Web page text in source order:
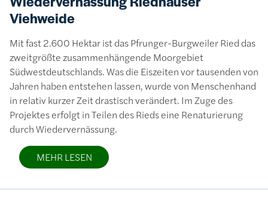
Viehweide
Mit fast 2.600 Hektar ist das Pfrunger-Burgweiler Ried das
zweitgrößte zusammenhängende Moorgebiet
Südwestdeutschlands. Was die Eiszeiten vor tausenden von
Jahren haben entstehen lassen, wurde von Menschenhand
in relativ kurzer Zeit drastisch verändert. Im Zuge des
Projektes erfolgt in Teilen des Rieds eine Renaturierung
durch Wiedervernässung.
MEHR LESEN